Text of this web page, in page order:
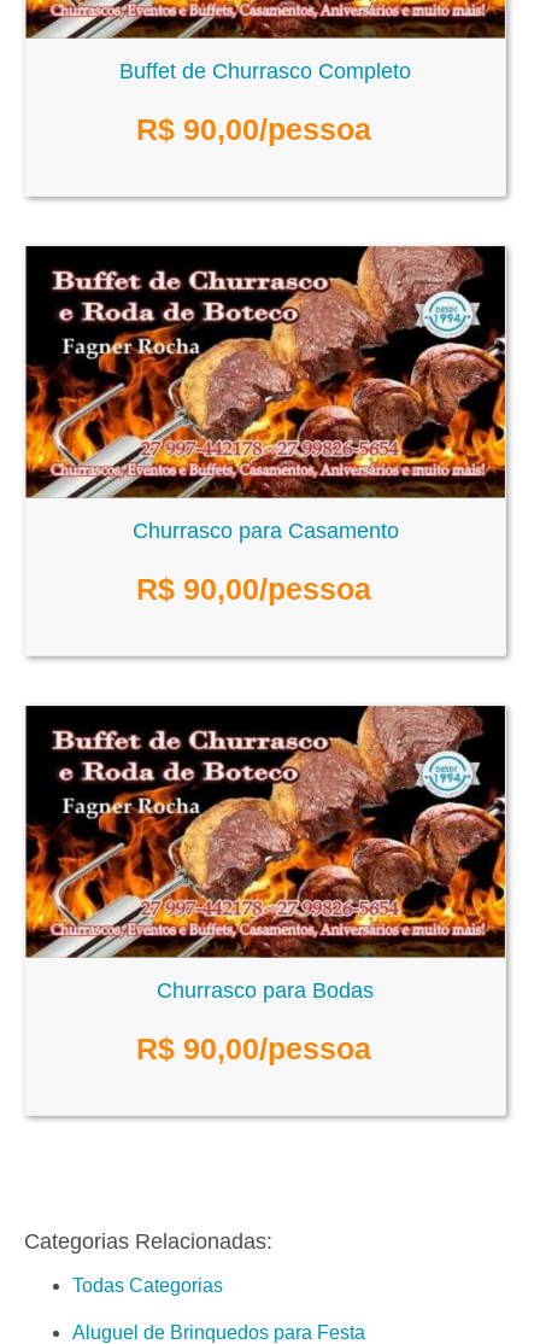
Buffet de Churrasco Completo
R$ 90,00/pessoa
Churrasco para Casamento
R$ 90,00/pessoa
Churrasco para Bodas
R$ 90,00/pessoa
Categorias Relacionadas:
Todas Categorias
Aluguel de Brinquedos para Festa